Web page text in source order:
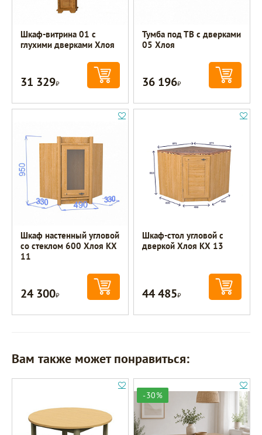
Шкаф-витрина 01 с
глухими дверками Хлоя
31 329Р
Тумба под ТВ с дверками
05 Хлоя
36 196Р
Шкаф настенный угловой
со стеклом 600 Хлоя КХ
11
24 300Р
Шкаф-стол угловой с
дверкой Хлоя КХ 13
44 485Р
Вам также может понравиться:
-30%